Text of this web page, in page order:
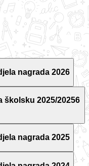
nagrada 2026
školsku 2025/20256
nagrada 2025